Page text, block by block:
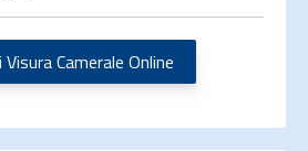
Visura Camerale Online